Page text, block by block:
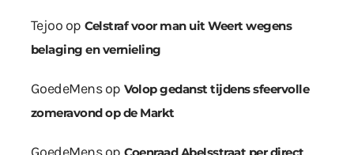
Tejoo op Celstraf voor man uit Weert wegens
belaging en vernieling
GoedeMensop Volop gedanst tijdens sfeervolle
zomeravond op de Markt